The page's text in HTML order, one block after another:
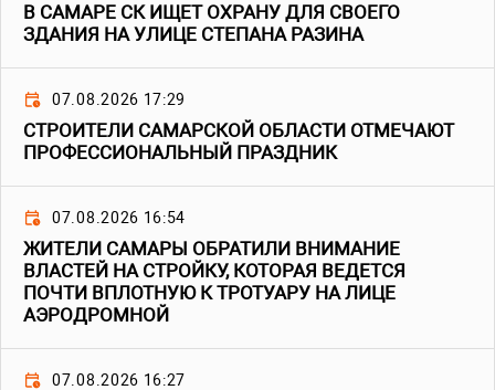
В САМАРЕ СК ИЩЕТ ОХРАНУ ДЛЯ СВОЕГО
ЗДАНИЯ НА УЛИЦЕ СТЕПАНА РАЗИНА
07.08.2026 17:29
СТРОИТЕЛИ САМАРСКОЙ ОБЛАСТИ ОТМЕЧАЮТ
ПРОФЕССИОНАЛЬНЫЙ ПРАЗДНИК
07.08.2026 16:54
ЖИТЕЛИ САМАРЫ ОБРАТИЛИ ВНИМАНИЕ
ВЛАСТЕЙ НА СТРОЙКУ, КОТОРАЯ ВЕДЕТСЯ
ПОЧТИ ВПЛОТНУЮ К ТРОТУАРУ НА ЛИЦЕ
АЭРОДРОМНОЙ
07.08.2026 16:27